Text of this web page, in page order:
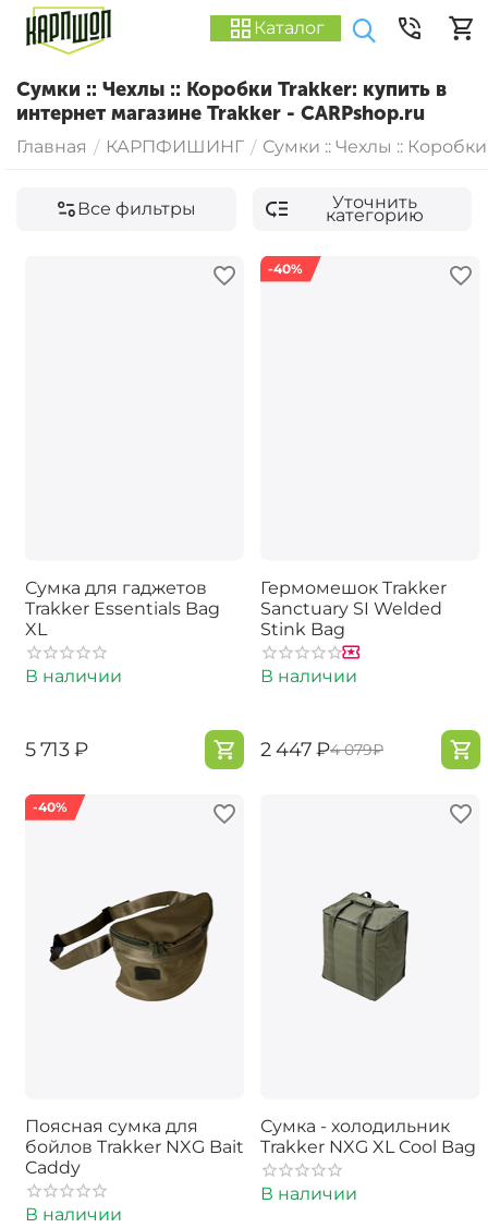
Каталог
Сумки :: Чехлы :: Коробки Trakker: купить в
интернет магазине Trakker - CARPshop.ru
Главная / КАРПФИШИНГ / Сумки :: Чехлы :: Коробки
Все фильтры Уточнить
категорию
Сумка для гаджетов
Trakker Essentials Bag
XL
В наличии
‍5 713‍₽
-40%
Гермомешок Trakker
Sanctuary SI Welded
Stink Bag
В наличии
‍2 447‍₽‍4 079‍₽
-40%
Поясная сумка для
бойлов Trakker NXG Bait
Caddy
В наличии
Сумка - холодильник
Trakker NXG XL Cool Bag
В наличии